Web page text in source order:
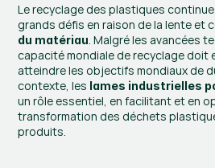
Le recyclage des plastiques
grands défis en raison de la lente et
du matériau. Malgré les avancées
capacité mondiale de recyclage doit
atteindre les objectifs mondiaux de
contexte, les lames industrielles
un rôle essentiel, en facilitant et en
transformation des déchets
produits.